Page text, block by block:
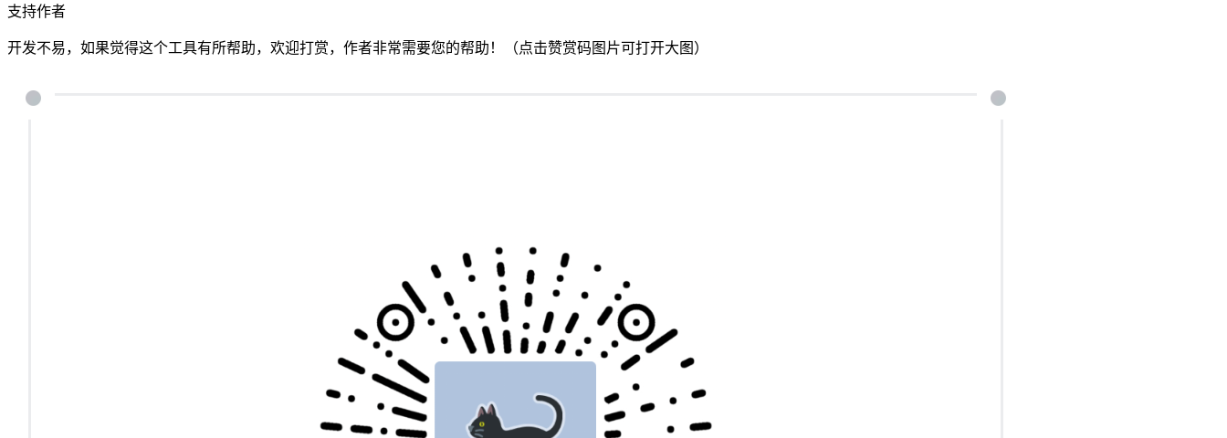
支持作者
开发不易，如果觉得这个工具有所帮助，欢迎打赏，作者非常需要您的帮助！（点击赞赏码图片可打开大图）